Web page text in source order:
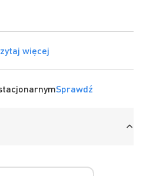
więcej
Sprawdź